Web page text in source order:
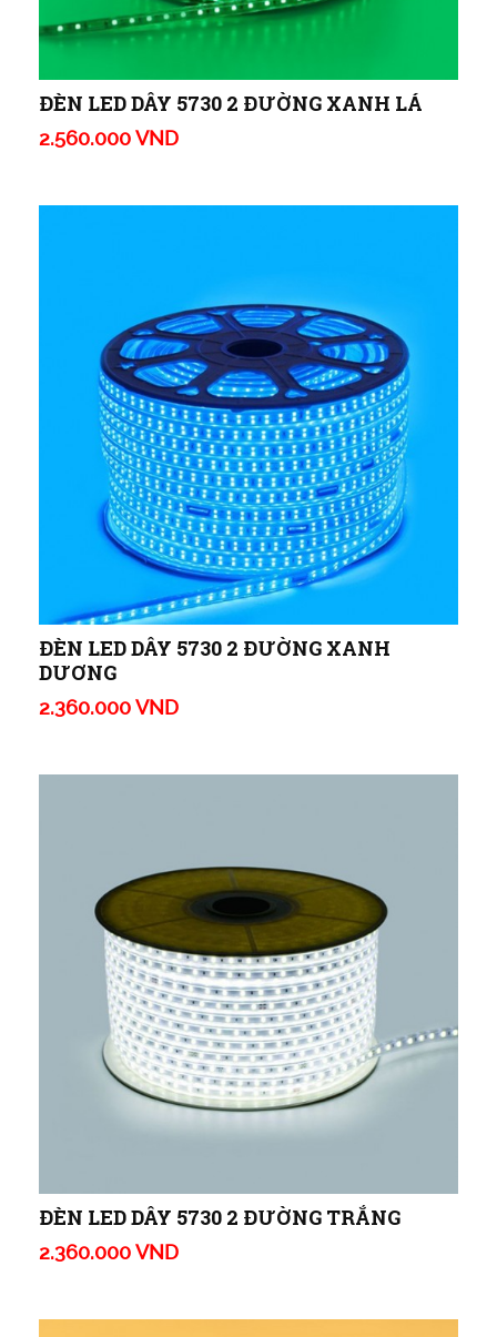
ĐÈN LED DÂY 5730 2 ĐƯỜNG XANH LÁ
2.560.000 VND
ĐÈN LED DÂY 5730 2 ĐƯỜNG XANH
DƯƠNG
2.360.000 VND
ĐÈN LED DÂY 5730 2 ĐƯỜNG TRẮNG
2.360.000 VND